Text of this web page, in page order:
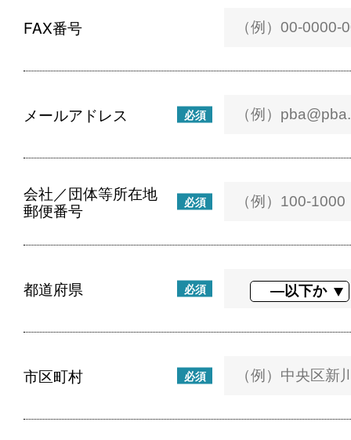
FAX番号
メールアドレス 必須
会社／団体等所在地
郵便番号
必須
都道府県 必須
市区町村 必須